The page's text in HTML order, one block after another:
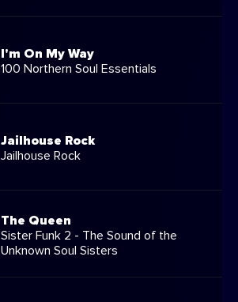
I'm On My Way
100 Northern Soul Essentials
Jailhouse Rock
Jailhouse Rock
The Queen
Sister Funk 2 - The Sound of the
Unknown Soul Sisters